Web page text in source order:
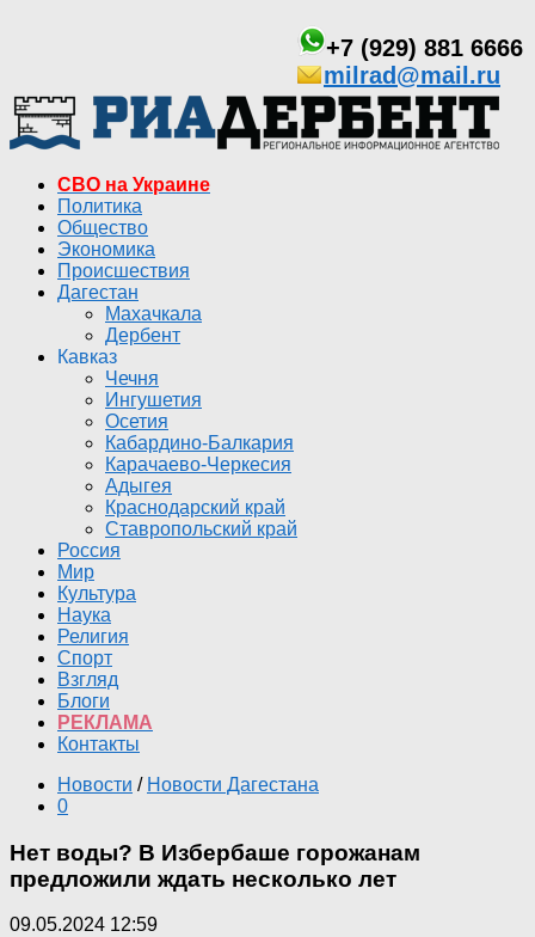
+7 (929) 881 6666
milrad@mail.ru
СВО на Украине
Политика
Общество
Экономика
Происшествия
Дагестан
Махачкала
Дербент
Кавказ
Чечня
Ингушетия
Осетия
Кабардино-Балкария
Карачаево-Черкесия
Адыгея
Краснодарский край
Ставропольский край
Россия
Мир
Культура
Наука
Религия
Спорт
Взгляд
Блоги
РЕКЛАМА
Контакты
Новости / Новости Дагестана
0
Нет воды? В Избербаше горожанам
предложили ждать несколько лет
09.05.2024 12:59